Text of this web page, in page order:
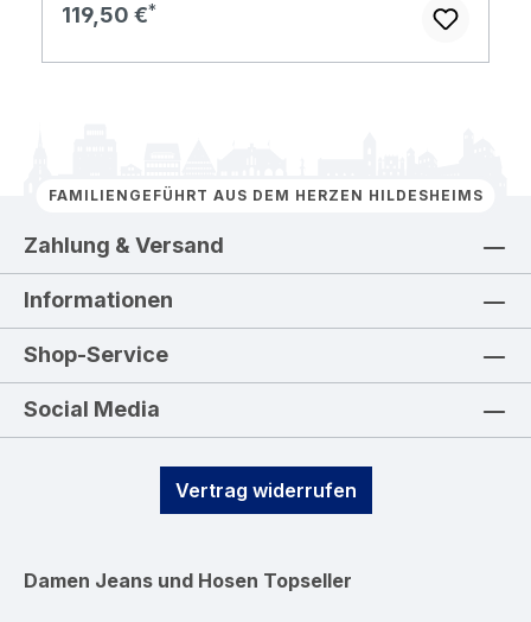
Regulärer Preis:
119,50 €
FAMILIENGEFÜHRT AUS DEM HERZEN HILDESHEIMS
Zahlung & Versand
Informationen
Shop-Service
Social Media
Vertrag widerrufen
Damen Jeans und Hosen Topseller